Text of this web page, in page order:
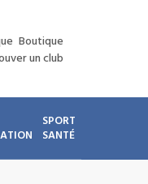
Boutique
un club
SPORT
SANTÉ